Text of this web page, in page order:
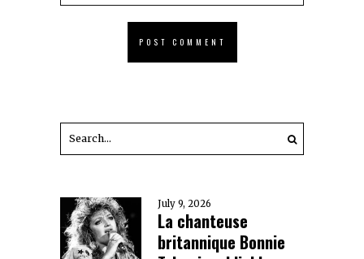
July 9, 2026
La chanteuse
britannique Bonnie